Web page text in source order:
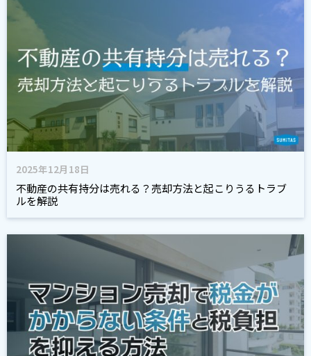
2025年12月18日
不動産の共有持分は売れる？売却方法と起こりうるトラブ
ルを解説